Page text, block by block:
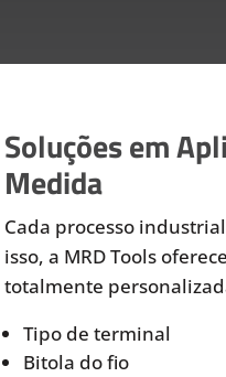
Soluções em
Medida
Cada processo
isso, a MRD Tools
totalmente
Tipo de terminal
Bitola do fio